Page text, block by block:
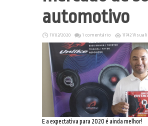
automotivo
11/02/2020 1 comentário 11742
E a expectativa para 2020 é ainda melhor!